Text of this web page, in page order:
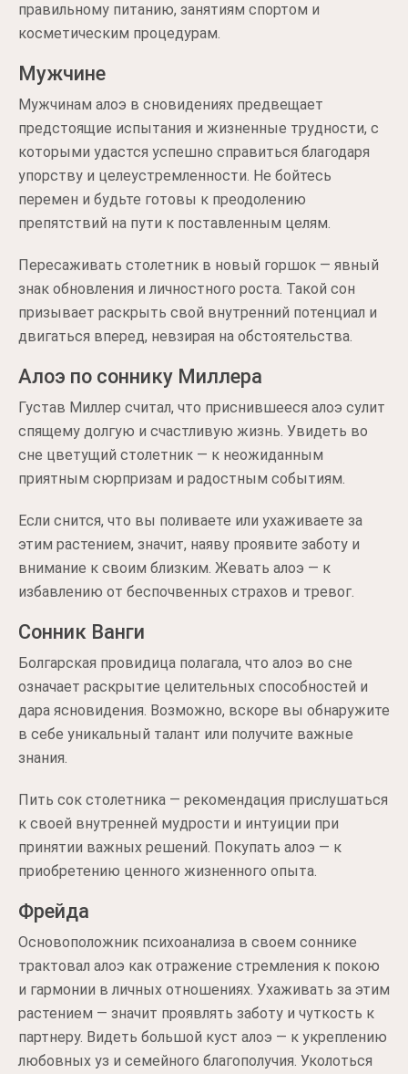
правильному питанию, занятиям спортом и
косметическим процедурам.
Мужчине
Мужчинам алоэ в сновидениях предвещает
предстоящие испытания и жизненные трудности, с
которыми удастся успешно справиться благодаря
упорству и целеустремленности. Не бойтесь
перемен и будьте готовы к преодолению
препятствий на пути к поставленным целям.
Пересаживать столетник в новый горшок — явный
знак обновления и личностного роста. Такой сон
призывает раскрыть свой внутренний потенциал и
двигаться вперед, невзирая на обстоятельства.
Алоэ по соннику Миллера
Густав Миллер считал, что приснившееся алоэ сулит
спящему долгую и счастливую жизнь. Увидеть во
сне цветущий столетник — к неожиданным
приятным сюрпризам и радостным событиям.
Если снится, что вы поливаете или ухаживаете за
этим растением, значит, наяву проявите заботу и
внимание к своим близким. Жевать алоэ — к
избавлению от беспочвенных страхов и тревог.
Сонник Ванги
Болгарская провидица полагала, что алоэ во сне
означает раскрытие целительных способностей и
дара ясновидения. Возможно, вскоре вы обнаружите
в себе уникальный талант или получите важные
знания.
Пить сок столетника — рекомендация прислушаться
к своей внутренней мудрости и интуиции при
принятии важных решений. Покупать алоэ — к
приобретению ценного жизненного опыта.
Фрейда
Основоположник психоанализа в своем соннике
трактовал алоэ как отражение стремления к покою
и гармонии в личных отношениях. Ухаживать за этим
растением — значит проявлять заботу и чуткость к
партнеру. Видеть большой куст алоэ — к укреплению
любовных уз и семейного благополучия. Уколоться